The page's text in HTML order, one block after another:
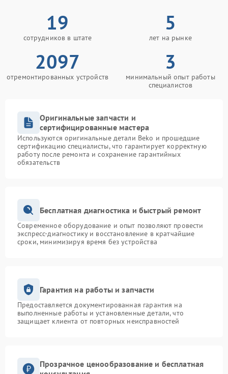
19
сотрудников в штате
5
лет на рынке
2097
отремонтированных устройств
3
минимальный опыт работы
специалистов
Оригинальные запчасти и
сертифицированные мастера
Используются оригинальные детали Beko и прошедшие
сертификацию специалисты, что гарантирует корректную
работу после ремонта и сохранение гарантийных
обязательств
Бесплатная диагностика и быстрый ремонт
Современное оборудование и опыт позволяют провести
экспресс-диагностику и восстановление в кратчайшие
сроки, минимизируя время без устройства
Гарантия на работы и запчасти
Предоставляется документированная гарантия на
выполненные работы и установленные детали, что
защищает клиента от повторных неисправностей
Прозрачное ценообразование и бесплатная